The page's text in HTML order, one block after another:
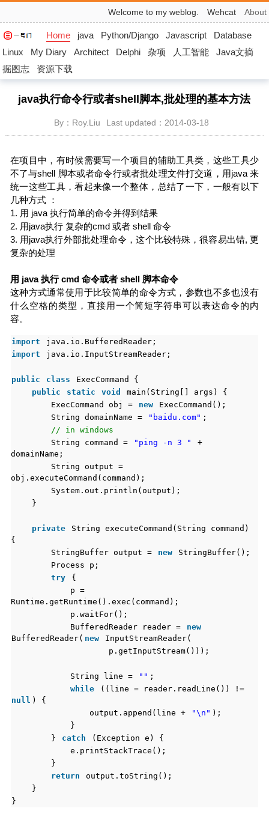
Welcome to my weblog. Wehcat About
Home java Python/Django Javascript
Database
Linux
My Diary Architect Delphi 杂项 人工智能
Java文摘
掘图志
资源下载
java执行命令行或者shell脚本,批处理的基本方法
By：Roy.Liu Last updated：2014-03-18
在项目中，有时候需要写一个项目的辅助工具类，这些工具少
不了与shell 脚本或者命令行或者批处理文件打交道，用java 来
统一这些工具，看起来像一个整体，总结了一下，一般有以下
几种方式 ：
1. 用 java 执行简单的命令并得到结果
2. 用java执行 复杂的cmd 或者 shell 命令
3. 用java执行外部批处理命令，这个比较特殊，很容易出错, 更
复杂的处理
用 java 执行 cmd 命令或者 shell 脚本命令
这种方式通常使用于比较简单的命令方式，参数也不多也没有
什么空格的类型，直接用一个简短字符串可以表达命令的内
容。
import
java.io.BufferedReader;
import
java.io.InputStreamReader;
public class
ExecCommand {
public
static void
main(String[] args) {
ExecCommand obj =
new
ExecCommand();
String domainName =
"baidu.com" ;
// in windows
String command =
"ping -n 3 "
+
domainName;
String output =
obj.executeCommand(command);
System.out.println(output);
}
private
String executeCommand(String command)
{
StringBuffer output =
new
StringBuffer();
Process p;
try
{
p =
Runtime.getRuntime().exec(command);
p.waitFor();
BufferedReader reader =
new
BufferedReader( new
InputStreamReader(
p.getInputStream()));
String line = "" ;
while
((line = reader.readLine()) !=
null ) {
output.append(line +
"\n" );
}
}
catch
(Exception e) {
e.printStackTrace();
}
return
output.toString();
}
}